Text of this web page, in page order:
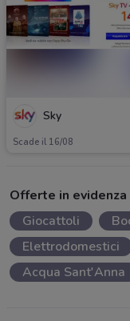
Sky
Scade il 16/08
Offerte in evidenza
Giocattoli
Elettrodomestici
Acqua Sant'Anna